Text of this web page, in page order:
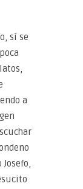
sí se
a